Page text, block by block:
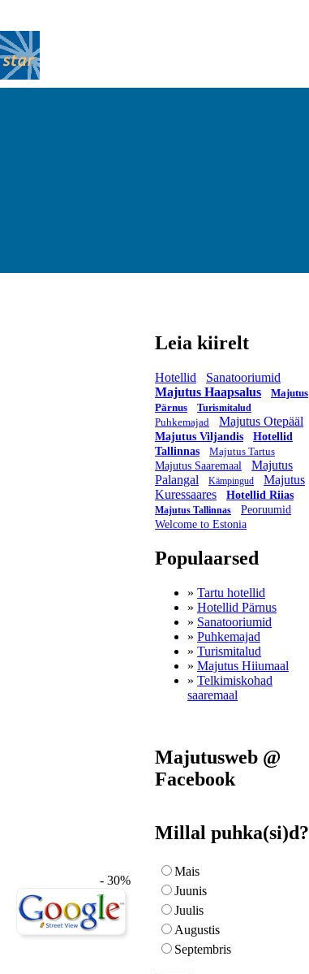
- 30%
Leia kiirelt
Hotellid
Sanatooriumid
Majutus Haapsalus
Majutus
Pärnus
Turismitalud
Puhkemajad Majutus Otepääl
Majutus Viljandis
Hotellid
Tallinnas
Majutus Tartus
Majutus Saaremaal
Majutus
Palangal
Kämpingud
Majutus
Kuressaares
Hotellid Riias
Majutus Tallinnas
Peoruumid
Welcome to Estonia
Populaarsed
» Tartu hotellid
» Hotellid Pärnus
» Sanatooriumid
» Puhkemajad
» Turismitalud
» Majutus Hiiumaal
» Telkimiskohad
saaremaal
Majutusweb @
Facebook
Millal puhka(si)d?
Mais
Juunis
Juulis
Augustis
Septembris